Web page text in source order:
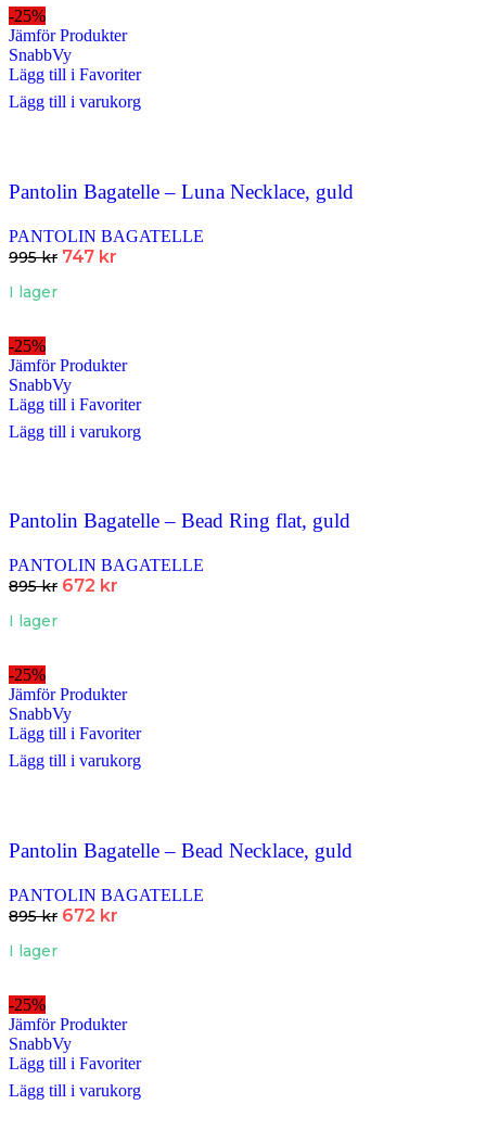
-25%
Jämför Produkter
SnabbVy
Lägg till i Favoriter
Lägg till i varukorg
Pantolin Bagatelle – Luna Necklace, guld
PANTOLIN BAGATELLE
995kr 747 kr
I lager
-25%
Jämför Produkter
SnabbVy
Lägg till i Favoriter
Lägg till i varukorg
Pantolin Bagatelle – Bead Ring flat, guld
PANTOLIN BAGATELLE
895kr 672 kr
I lager
-25%
Jämför Produkter
SnabbVy
Lägg till i Favoriter
Lägg till i varukorg
Pantolin Bagatelle – Bead Necklace, guld
PANTOLIN BAGATELLE
895kr 672 kr
I lager
-25%
Jämför Produkter
SnabbVy
Lägg till i Favoriter
Lägg till i varukorg